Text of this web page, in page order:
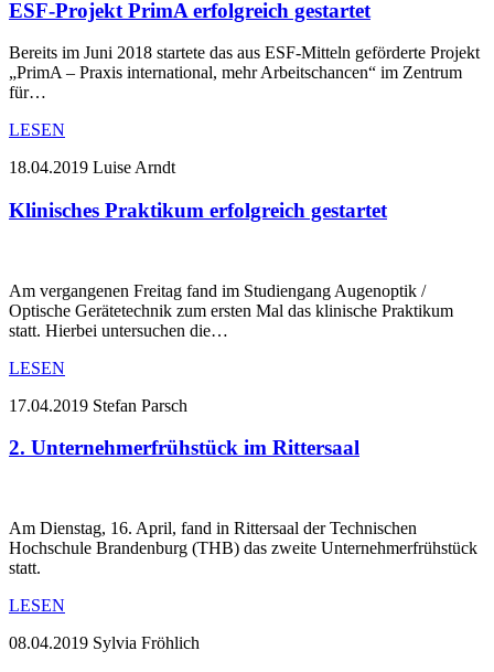
ESF-Projekt PrimA erfolgreich gestartet
Bereits im Juni 2018 startete das aus ESF-Mitteln geförderte Projekt
„PrimA – Praxis international, mehr Arbeitschancen“ im Zentrum
für…
LESEN
18.04.2019 Luise Arndt
Klinisches Praktikum erfolgreich gestartet
Am vergangenen Freitag fand im Studiengang Augenoptik /
Optische Gerätetechnik zum ersten Mal das klinische Praktikum
statt. Hierbei untersuchen die…
LESEN
17.04.2019 Stefan Parsch
2. Unternehmerfrühstück im Rittersaal
Am Dienstag, 16. April, fand in Rittersaal der Technischen
Hochschule Brandenburg (THB) das zweite Unternehmerfrühstück
statt.
LESEN
08.04.2019 Sylvia Fröhlich